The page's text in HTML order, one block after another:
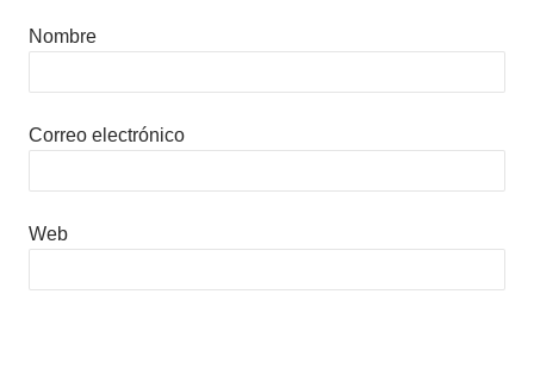
Nombre
Correo electrónico
Web